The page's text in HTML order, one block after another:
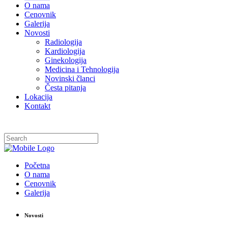
O nama
Cenovnik
Galerija
Novosti
Radiologija
Kardiologija
Ginekologija
Medicina i Tehnologija
Novinski članci
Česta pitanja
Lokacija
Kontakt
Početna
O nama
Cenovnik
Galerija
Novosti